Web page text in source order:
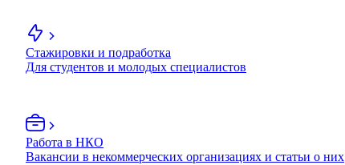
Стажировки и подработка
Для студентов и молодых специалистов
Работа в НКО
Вакансии в некоммерческих организациях и статьи о них